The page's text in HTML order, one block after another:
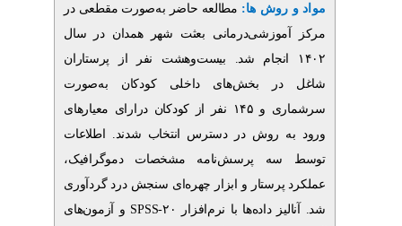
مطالعه حاضر بهصورت مقطعی در
بعثت شهر همدان در سال
انجام شد. بیست‌وهشت نفر از پرستاران
های داخلی کودکان بهصورت
سرشماری و ۱۴۵ نفر از کودکان درارای معیارهای
روش در دسترس انتخاب شدند. اطلاعات
پرسش‌نامه مشخصات دموگرافیک،
و ابزار چهرهای سنجش درد گردآوری
ها با نرم‌افزارSPSS-۲۰و آزمونهای